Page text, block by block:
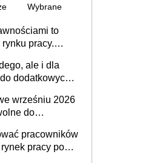
Wybrane
to
pracy.
ale bariery po
ale i dla
dodatkowych
wrześniu 2026
do
pracowników
pracy po